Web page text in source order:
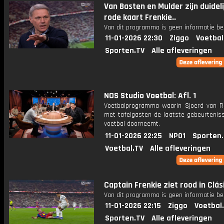
Van Basten en Mulder zijn
rode kaart Frenkie..
Van dit programma is geen informatie
11-01-2026 22:30 Ziggo
Sporten.TV
Alle afleveringen
NOS Studio Voetbal: Afl. 1
Voetbalprogramma waarin Sjoerd van
met tafelgasten de laatste
voetbal doorneemt.
11-01-2026 22:25 NPO1
Voetbal.TV
Alle afleveringen
Captain Frenkie ziet rood in
Van dit programma is geen informatie
11-01-2026 22:15 Ziggo
Sporten.TV
Alle afleveringen